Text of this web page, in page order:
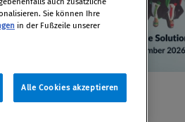
Sie können Ihre
in der Fußzeile unserer
Alle Cookies akzeptieren